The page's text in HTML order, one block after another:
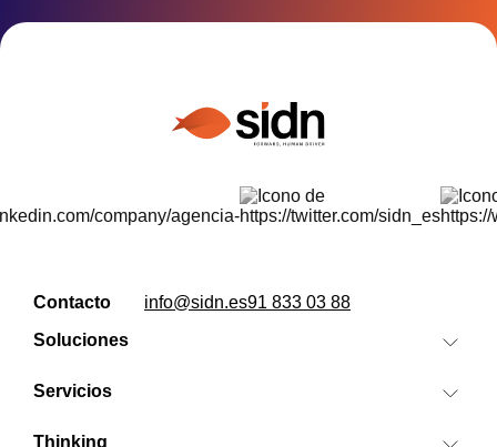
Contacto info@sidn.es91 833 03 88
Soluciones
Banzai
Cora
Servicios
Thinking